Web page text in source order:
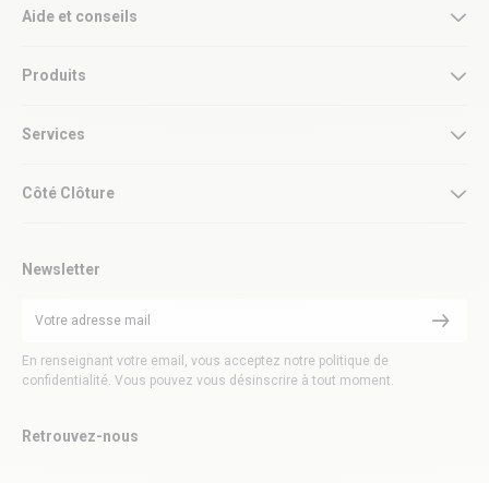
Aide et conseils
Produits
Services
Côté Clôture
Newsletter
En renseignant votre email, vous acceptez notre politique de
confidentialité. Vous pouvez vous désinscrire à tout moment.
Retrouvez-nous